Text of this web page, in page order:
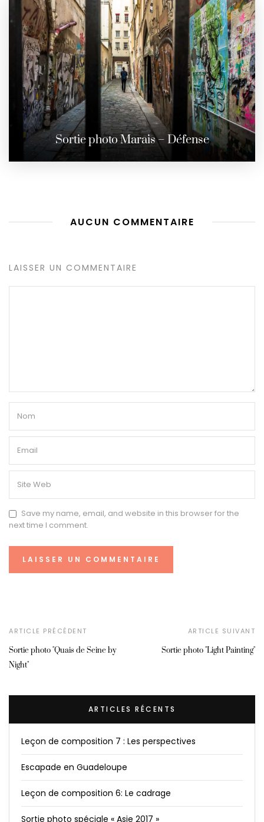
Sortie photo Marais – Défense
AUCUN COMMENTAIRE
LAISSER UN COMMENTAIRE
Save my name, email, and website in this browser for the
next time I comment.
ARTICLE PRÉCÉDENT
Sortie photo "Quais de Seine by
Night"
ARTICLE SUIVANT
Sortie photo "Light Painting"
ARTICLES RÉCENTS
Leçon de composition 7 : Les perspectives
Escapade en Guadeloupe
Leçon de composition 6: Le cadrage
Sortie photo spéciale « Asie 2017 »